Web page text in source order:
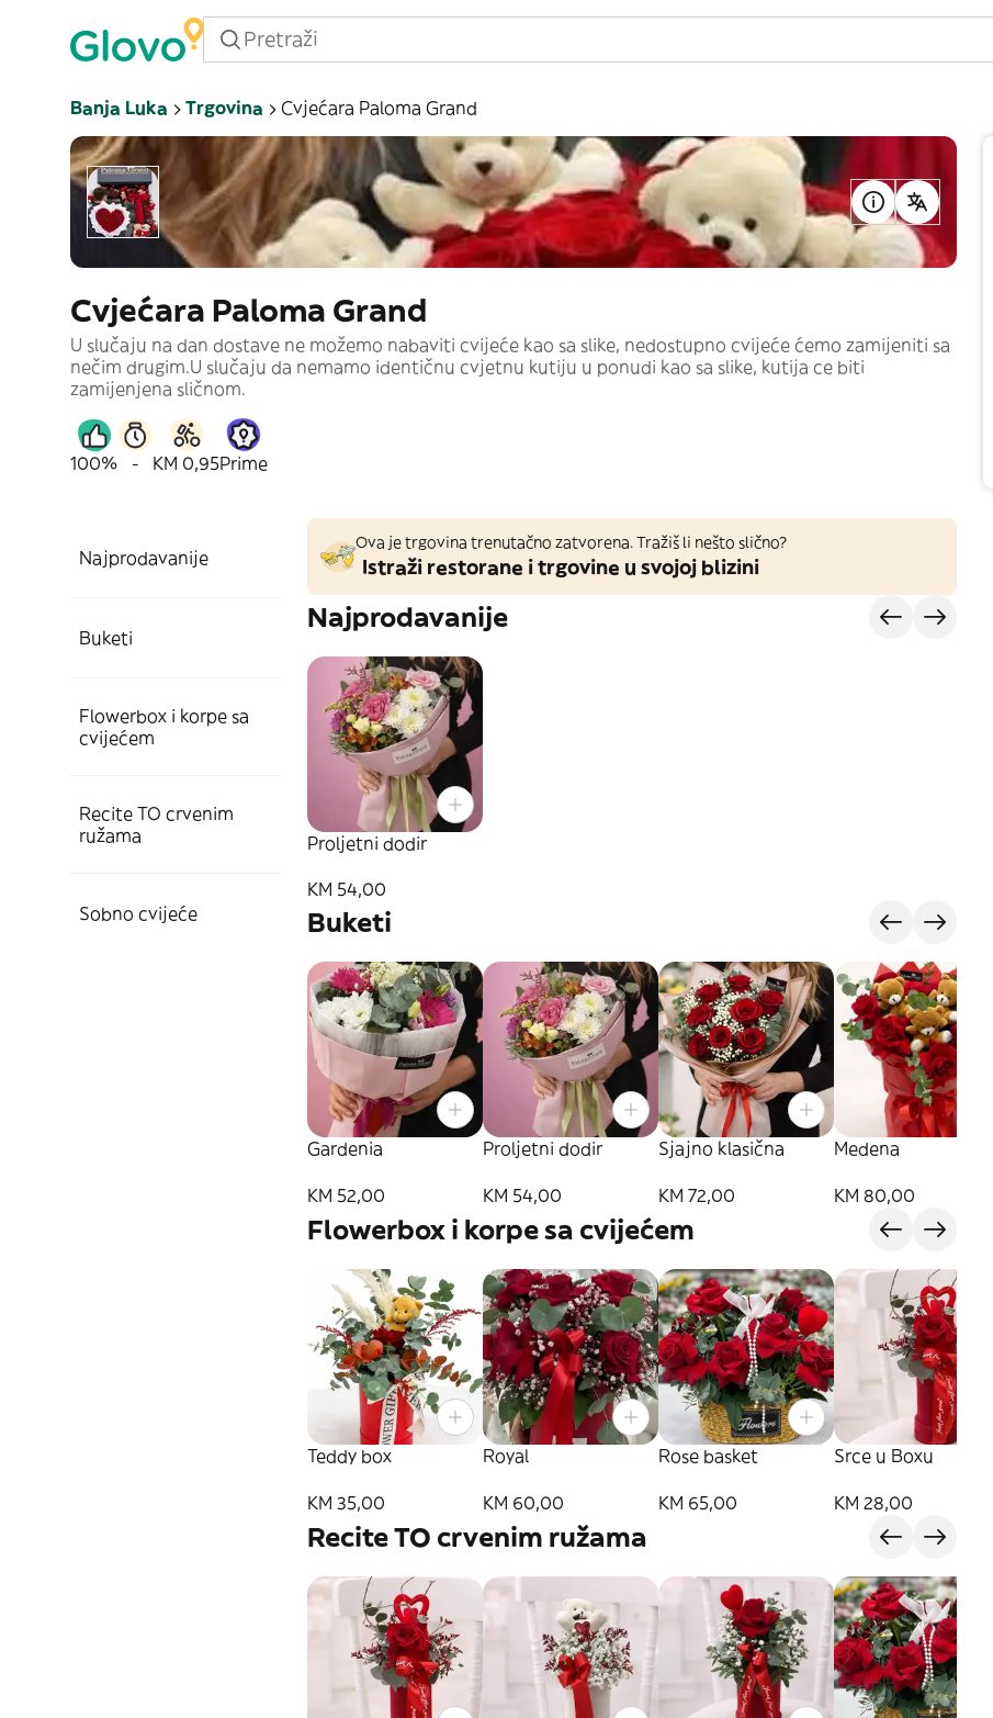
Banja Luka Trgovina Cvjećara Paloma Grand
Cvjećara Paloma Grand
U slučaju na dan dostave ne možemo nabaviti cvijeće kao sa slike, nedostupno cvijeće ćemo zamijeniti sa
nečim drugim.U slučaju da nemamo identičnu cvjetnu kutiju u ponudi kao sa slike, kutija ce biti
zamijenjena sličnom.
100% - KM 0,95Prime
Najprodavanije
Buketi
Flowerbox i korpe sa
cvijećem
Recite TO crvenim
ružama
Sobno cvijeće
Ova je trgovina trenutačno zatvorena. Tražiš li nešto slično?
Istraži restorane i trgovine u svojoj blizini
Najprodavanije
Proljetni dodir
KM 54,00
Buketi
Gardenia
KM 52,00
Proljetni dodir
KM 54,00
Sjajno klasična
KM 72,00
Medena
KM 80,00
Flowerbox i korpe sa cvijećem
Teddy box
KM 35,00
Royal
KM 60,00
Rose basket
KM 65,00
Srce u Boxu
KM 28,00
Recite TO crvenim ružama